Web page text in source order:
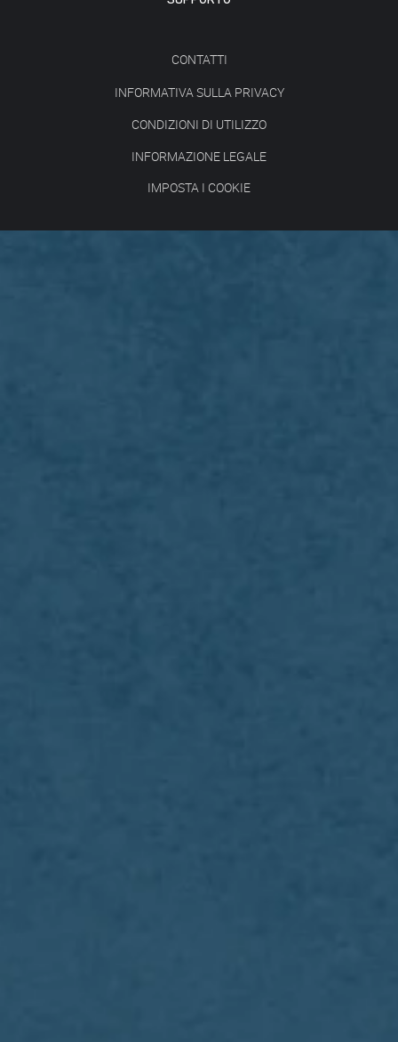
CONTATTI
INFORMATIVA SULLA PRIVACY
CONDIZIONI DI UTILIZZO
INFORMAZIONE LEGALE
IMPOSTA I COOKIE